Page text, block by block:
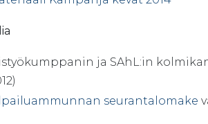
ja SAhL:in
seurantalomake